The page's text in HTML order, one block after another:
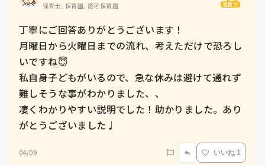
保育士, 保育園, 認可保育園 質問主
丁寧にご回答ありがとうございます！
月曜日から火曜日までの流れ、考えただけで恐ろし
いですね😇
私自身子どもがいるので、急な休みは避けて通れず
難しそうな事がわかりました、、
凄くわかりやすい説明でした！助かりました。あり
がとうございました♩
04/09 いいね 1